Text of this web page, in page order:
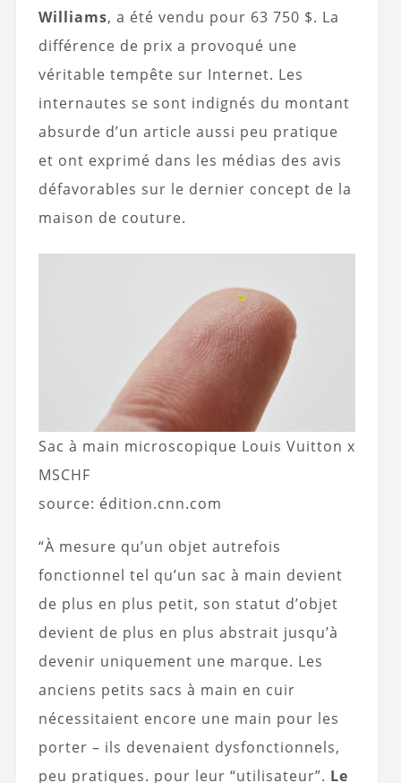
Williams, a été vendu pour 63 750 $. La
différence de prix a provoqué une
véritable tempête sur Internet. Les
internautes se sont indignés du montant
absurde d’un article aussi peu pratique
et ont exprimé dans les médias des avis
défavorables sur le dernier concept de la
maison de couture.
Sac à main microscopique Louis Vuitton x
MSCHF
source: édition.cnn.com
“À mesure qu’un objet autrefois
fonctionnel tel qu’un sac à main devient
de plus en plus petit, son statut d’objet
devient de plus en plus abstrait jusqu’à
devenir uniquement une marque. Les
anciens petits sacs à main en cuir
nécessitaient encore une main pour les
porter – ils devenaient dysfonctionnels,
peu pratiques. pour leur “utilisateur”. Le